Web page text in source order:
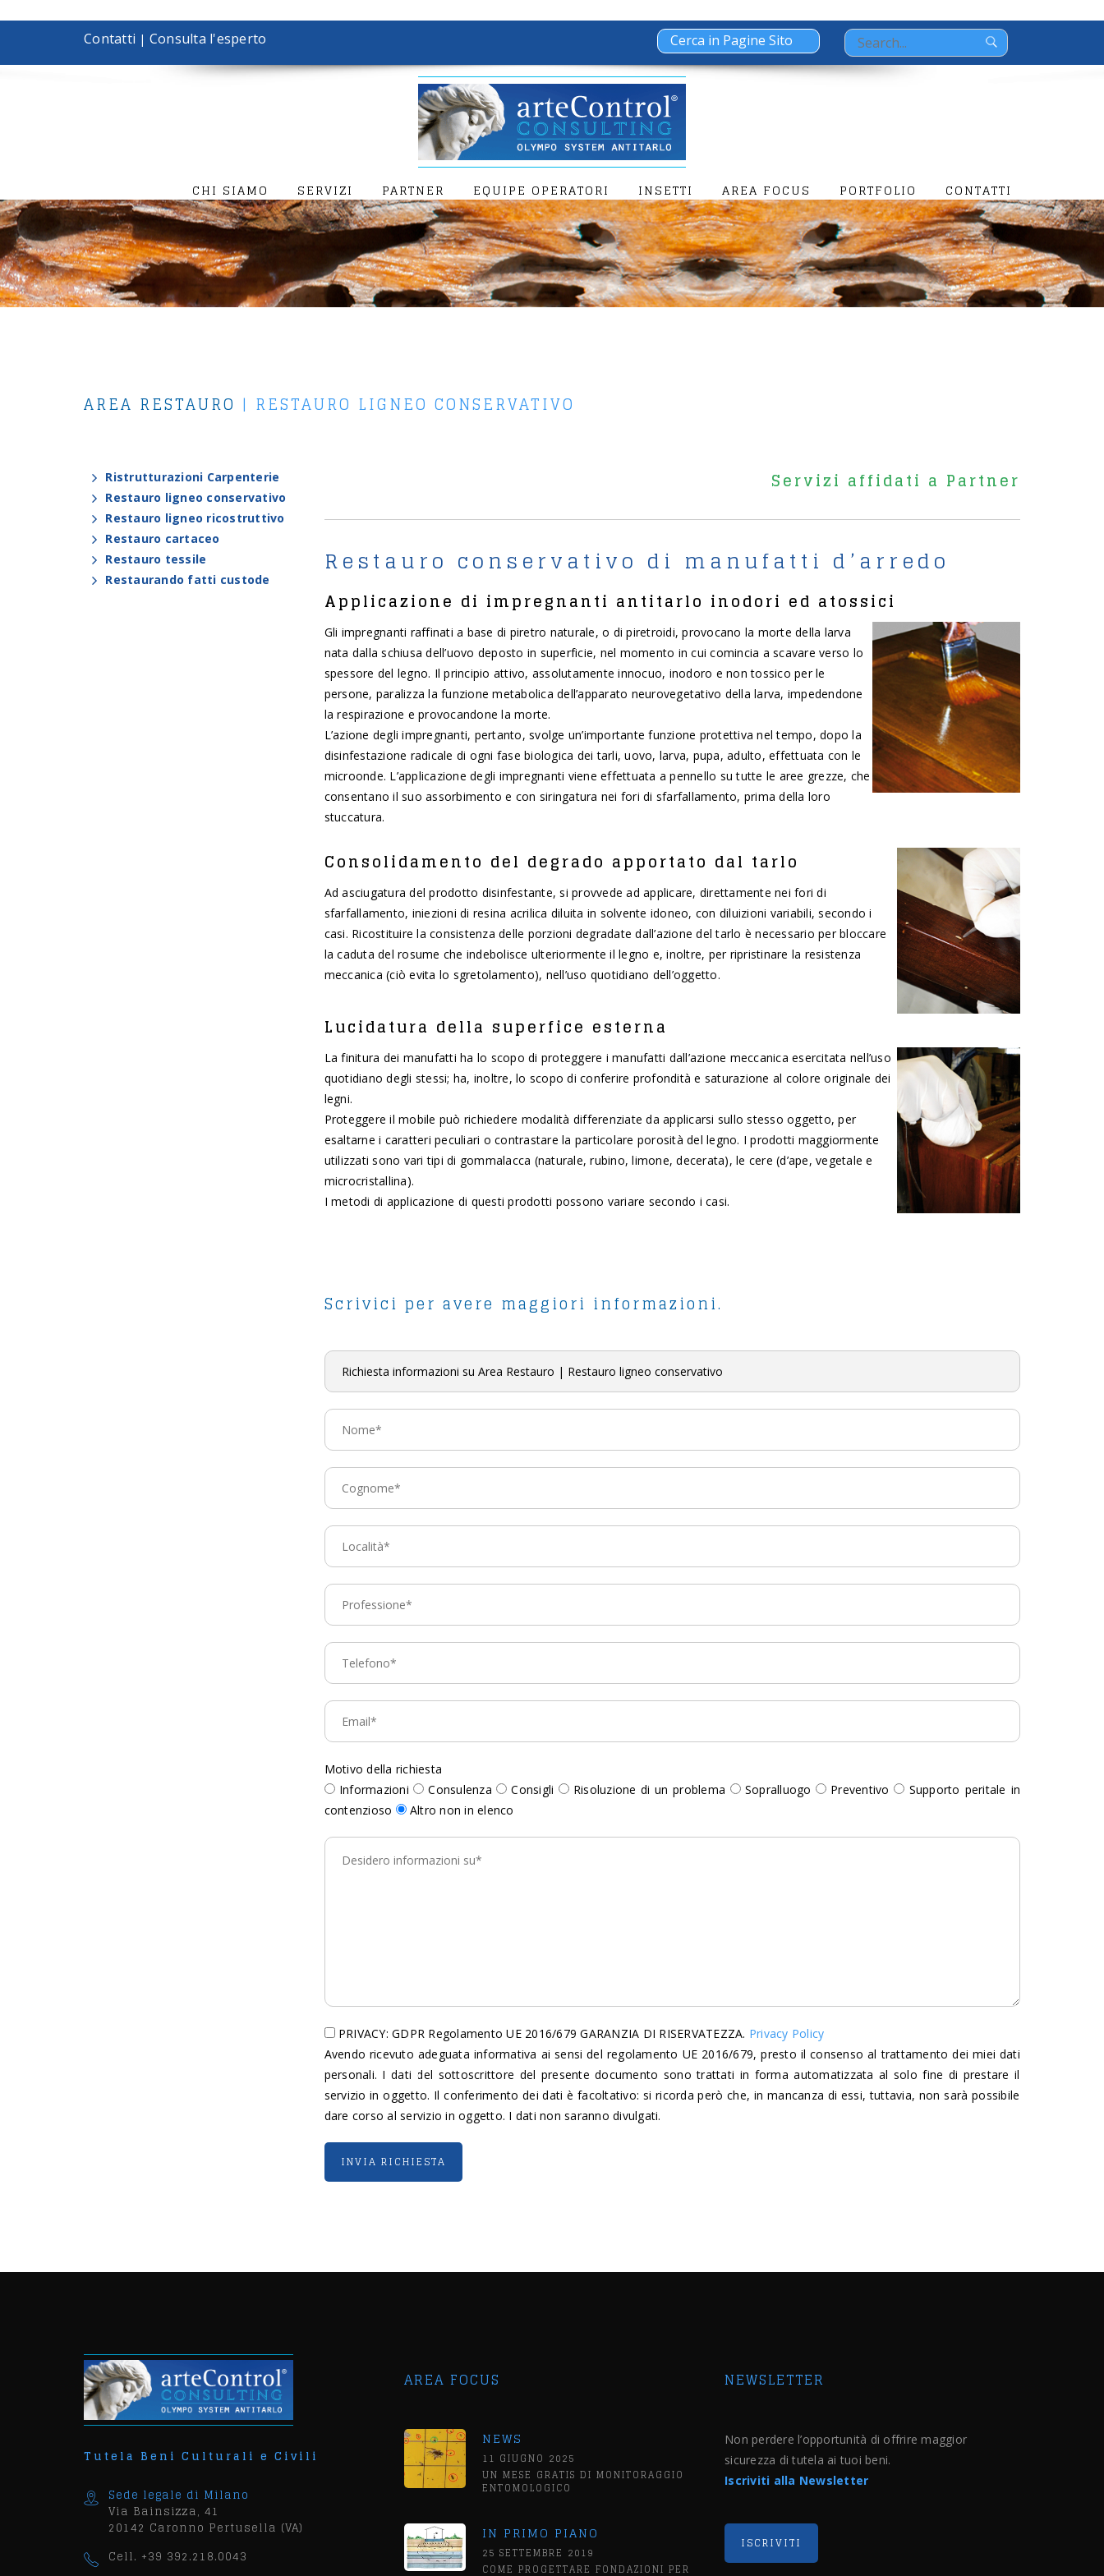
Contatti | Consulta l'esperto
Search
for:
CHI SIAMO SERVIZI PARTNER EQUIPE OPERATORI INSETTI AREA FOCUS PORTFOLIO CONTATTI
AREA RESTAURO | RESTAURO LIGNEO CONSERVATIVO
Ristrutturazioni Carpenterie
Restauro ligneo conservativo
Restauro ligneo ricostruttivo
Restauro cartaceo
Restauro tessile
Restaurando fatti custode
Servizi affidati a Partner
Restauro conservativo di manufatti d’arredo
Applicazione di impregnanti antitarlo inodori ed atossici
Gli impregnanti raffinati a base di piretro naturale, o di piretroidi, provocano la morte della larva
nata dalla schiusa dell’uovo deposto in superficie, nel momento in cui comincia a scavare verso lo
spessore del legno. Il principio attivo, assolutamente innocuo, inodoro e non tossico per le
persone, paralizza la funzione metabolica dell’apparato neurovegetativo della larva, impedendone
la respirazione e provocandone la morte.
L’azione degli impregnanti, pertanto, svolge un’importante funzione protettiva nel tempo, dopo la
disinfestazione radicale di ogni fase biologica dei tarli, uovo, larva, pupa, adulto, effettuata con le
microonde. L’applicazione degli impregnanti viene effettuata a pennello su tutte le aree grezze, che
consentano il suo assorbimento e con siringatura nei fori di sfarfallamento, prima della loro
stuccatura.
Consolidamento del degrado apportato dal tarlo
Ad asciugatura del prodotto disinfestante, si provvede ad applicare, direttamente nei fori di
sfarfallamento, iniezioni di resina acrilica diluita in solvente idoneo, con diluizioni variabili, secondo i
casi. Ricostituire la consistenza delle porzioni degradate dall’azione del tarlo è necessario per bloccare
la caduta del rosume che indebolisce ulteriormente il legno e, inoltre, per ripristinare la resistenza
meccanica (ciò evita lo sgretolamento), nell’uso quotidiano dell’oggetto.
Lucidatura della superfice esterna
La finitura dei manufatti ha lo scopo di proteggere i manufatti dall’azione meccanica esercitata nell’uso
quotidiano degli stessi; ha, inoltre, lo scopo di conferire profondità e saturazione al colore originale dei
legni.
Proteggere il mobile può richiedere modalità differenziate da applicarsi sullo stesso oggetto, per
esaltarne i caratteri peculiari o contrastare la particolare porosità del legno. I prodotti maggiormente
utilizzati sono vari tipi di gommalacca (naturale, rubino, limone, decerata), le cere (d’ape, vegetale e
microcristallina).
I metodi di applicazione di questi prodotti possono variare secondo i casi.
Scrivici per avere maggiori informazioni.
Motivo della richiesta
Informazioni
Consulenza Consigli Risoluzione di un problema Sopralluogo Preventivo
Supporto peritale in
contenzioso
Altro non in elenco
PRIVACY: GDPR Regolamento UE 2016/679 GARANZIA DI RISERVATEZZA. Privacy Policy
Avendo ricevuto adeguata informativa ai sensi del regolamento UE 2016/679, presto il consenso al trattamento dei miei dati
personali. I dati del sottoscrittore del presente documento sono trattati in forma automatizzata al solo fine di prestare il
servizio in oggetto. Il conferimento dei dati è facoltativo: si ricorda però che, in mancanza di essi, tuttavia, non sarà possibile
dare corso al servizio in oggetto. I dati non saranno divulgati.
Tutela Beni Culturali e Civili
Sede legale di Milano
Via Bainsizza, 41
20142 Caronno Pertusella (VA)
Cell. +39 392.218.0043
AREA FOCUS
NEWS
11 GIUGNO 2025
UN MESE GRATIS DI MONITORAGGIO
ENTOMOLOGICO
IN PRIMO PIANO
25 SETTEMBRE 2019
COME PROGETTARE FONDAZIONI PER
NEWSLETTER
Non perdere l’opportunità di offrire maggior
sicurezza di tutela ai tuoi beni.
Iscriviti alla Newsletter